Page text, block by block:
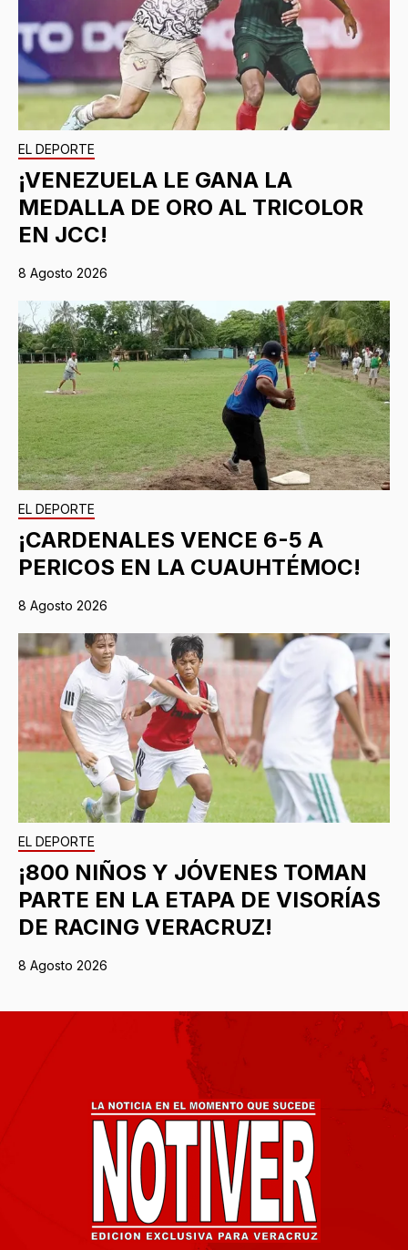
EL DEPORTE
¡VENEZUELA LE GANA LA
MEDALLA DE ORO AL TRICOLOR
EN JCC!
8 Agosto 2026
EL DEPORTE
¡CARDENALES VENCE 6-5 A
PERICOS EN LA CUAUHTÉMOC!
8 Agosto 2026
EL DEPORTE
¡800 NIÑOS Y JÓVENES TOMAN
PARTE EN LA ETAPA DE VISORÍAS
DE RACING VERACRUZ!
8 Agosto 2026